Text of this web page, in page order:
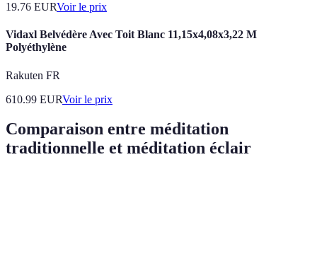
19.76 EURVoir le prix
Vidaxl Belvédère Avec Toit Blanc 11,15x4,08x3,22 M
Polyéthylène
Rakuten FR
610.99 EURVoir le prix
Comparaison entre méditation
traditionnelle et méditation éclair